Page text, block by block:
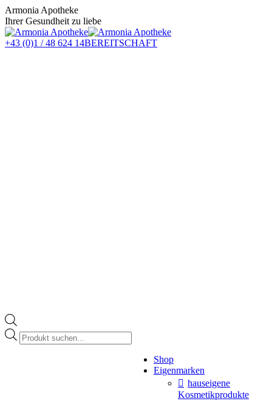
Zum
Inhalt
springen
Armonia Apotheke
Ihrer Gesundheit zu liebe
+43 (0)1 / 48 624 14BEREITSCHAFT
Products
search
Shop
Eigenmarken
hauseigene
Kosmetikprodukte